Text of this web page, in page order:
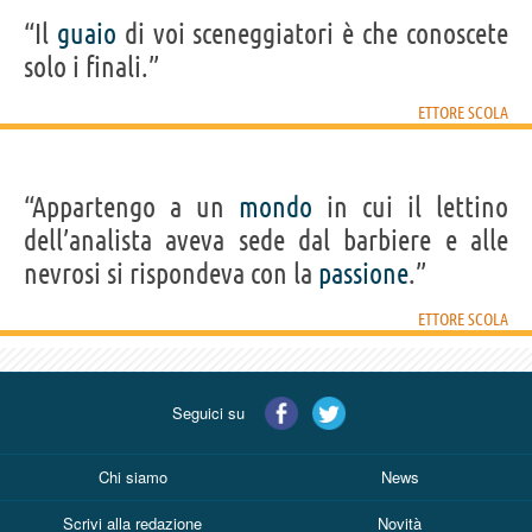
“Il guaio di voi sceneggiatori è che conoscete
solo i finali.”
ETTORE SCOLA
“Appartengo a un mondo in cui il lettino
dell’analista aveva sede dal barbiere e alle
nevrosi si rispondeva con la passione.”
ETTORE SCOLA
Seguici su
Chi siamo News
Scrivi alla redazione Novità